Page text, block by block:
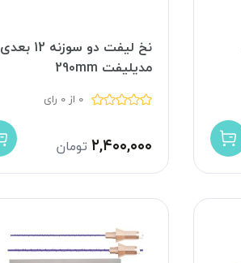
نخ لیفت دو سوزنه 12 بعدی
مدیلیفت 290mm
0 از 0 رای
۲,۴۰۰,۰۰۰ تومان